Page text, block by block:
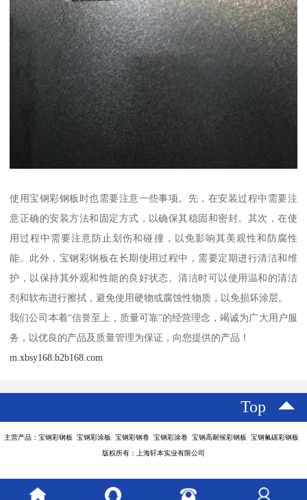
使用宝钢彩钢板时也需要注意一些事项。先，在安装过程中需要注
意正确的安装方法和固定方式，以确保其稳固和密封。其次，在使
用过程中需要注意防止划伤和碰撞，以免影响其美观性和防腐性
能。此外，宝钢彩钢板在长期使用过程中，需要定期进行清洁和维
护，以保持其外观和性能的良好状态。清洁时可以使用温和的清洁
剂和软布进行擦拭，避免使用硬物或腐蚀性物质，以免损坏涂层。
我们公司本着“信誉至上，质量可靠”的经营理念，竭诚为广大用户服
务，以优良的产品及质量管理为保证，向您提供的产品！
m.xbsy168.b2b168.com
Top
主营产品：宝钢彩钢板 宝钢彩涂板 宝钢彩钢卷 宝钢彩涂卷 宝钢高耐候彩钢板 宝钢氟碳彩钢板
版权所有：上海轩本实业有限公司